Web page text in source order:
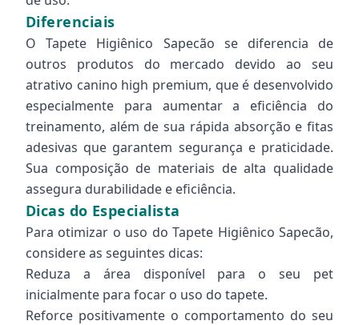
Diferenciais
O Tapete Higiênico Sapecão se diferencia de
outros produtos do mercado devido ao seu
atrativo canino high premium, que é desenvolvido
especialmente para aumentar a eficiência do
treinamento, além de sua rápida absorção e fitas
adesivas que garantem segurança e praticidade.
Sua composição de materiais de alta qualidade
assegura durabilidade e eficiência.
Dicas do Especialista
Para otimizar o uso do Tapete Higiênico Sapecão,
considere as seguintes dicas:
Reduza a área disponível para o seu pet
inicialmente para focar o uso do tapete.
Reforce positivamente o comportamento do seu